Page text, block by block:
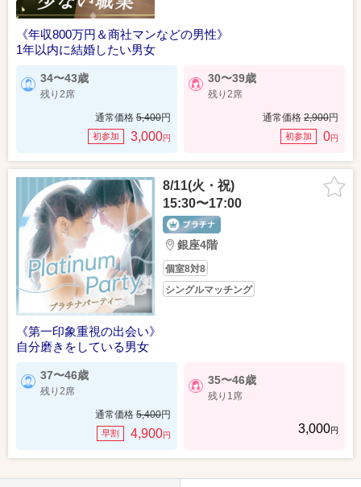
《年収800万円＆商社マンなどの男性》
1年以内に結婚したい男女
34〜43歳
残り2席
通常価格 5,400円
初参加 3,000円
30〜39歳
残り2席
通常価格 2,900円
初参加 0円
8/11(火・祝)
15:30〜17:00
銀座4階
個室8対8
シングルマッチング
《第一印象重視の出会い》
自分磨きをしている男女
37〜46歳
残り2席
通常価格 5,400円
早割 4,900円
35〜46歳
残り1席
3,000円